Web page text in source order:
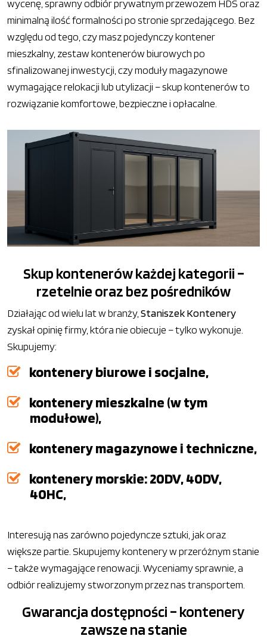
wycenę, sprawny odbiór prywatnym przewozem HDS oraz
minimalną ilość formalności po stronie sprzedającego. Bez
względu od tego, czy masz pojedynczy kontener
mieszkalny, zestaw kontenerów biurowych po
sfinalizowanej inwestycji, czy moduły magazynowe
wymagające relokacji lub utylizacji – skup kontenerów to
rozwiązanie komfortowe, bezpieczne i opłacalne.
Skup kontenerów każdej kategorii –
rzetelnie oraz bez pośredników
Działając od wielu lat w branży, Staniszek Kontenery
zyskał opinię firmy, która nie obiecuje – tylko wykonuje.
Skupujemy:
kontenery biurowe i socjalne,
kontenery mieszkalne (w tym
modułowe),
kontenery magazynowe i techniczne,
kontenery morskie: 20DV, 40DV,
40HC,
Interesują nas zarówno pojedyncze sztuki, jak oraz
większe partie. Skupujemy kontenery w przeróżnym stanie
– także wymagające renowacji. Wyceniamy sprawnie, a
odbiór realizujemy stworzonym przez nas transportem.
Gwarancja dostępności – kontenery
zawsze na stanie